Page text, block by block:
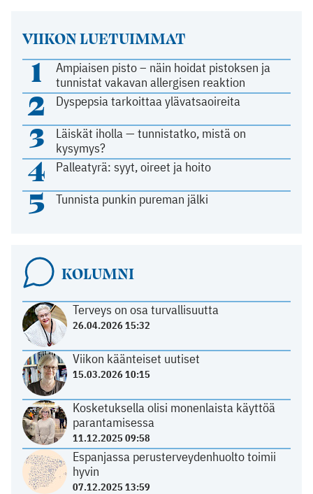
VIIKON LUETUIMMAT
1
Ampiaisen pisto – näin hoidat pistoksen ja
tunnistat vakavan allergisen reaktion
2 Dyspepsia tarkoittaa ylävatsaoireita
3
Läiskät iholla — tunnistatko, mistä on
kysymys?
4 Palleatyrä: syyt, oireet ja hoito
5 Tunnista punkin pureman jälki
KOLUMNI
Terveys on osa turvallisuutta
26.04.2026 15:32
Viikon käänteiset uutiset
15.03.2026 10:15
Kosketuksella olisi monenlaista käyttöä
parantamisessa
11.12.2025 09:58
Espanjassa perusterveydenhuolto toimii
hyvin
07.12.2025 13:59